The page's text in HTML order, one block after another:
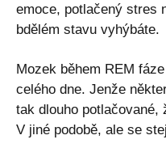
emoce, potlačený stres
bdělém stavu vyhýbáte.
Mozek během REM
celého dne. Jenže
tak dlouho
V jiné podobě, ale se